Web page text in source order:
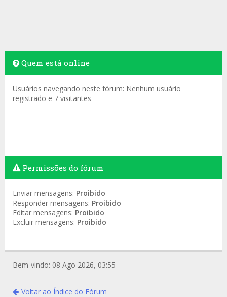
Quem está online
Usuários navegando neste fórum: Nenhum usuário
registrado e 7 visitantes
Permissões do fórum
Enviar mensagens: Proibido
Responder mensagens: Proibido
Editar mensagens: Proibido
Excluir mensagens: Proibido
Bem-vindo: 08 Ago 2026, 03:55
Voltar ao Índice do Fórum